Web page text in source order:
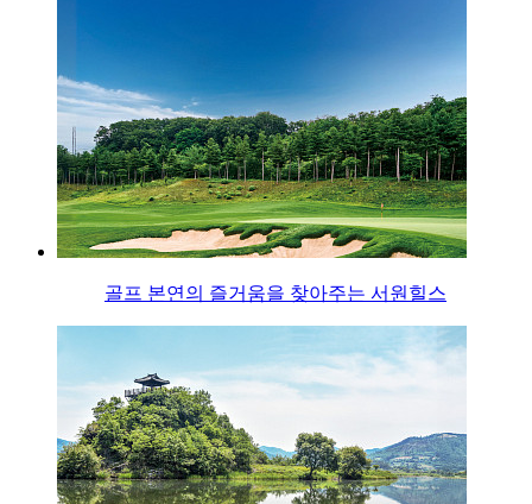
골프 본연의 즐거움을 찾아주는 서원힐스